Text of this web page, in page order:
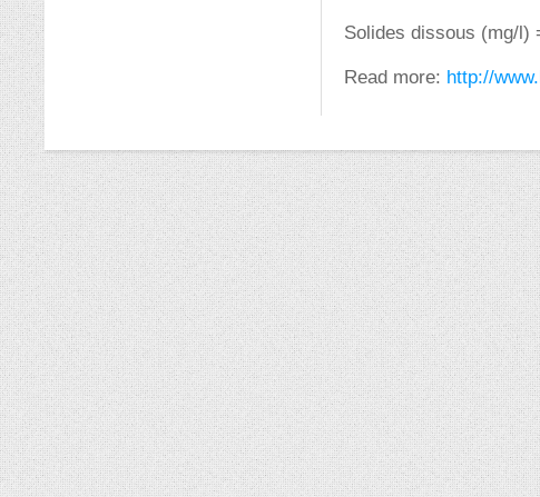
Solides dissous (mg/l)
Read more: http://